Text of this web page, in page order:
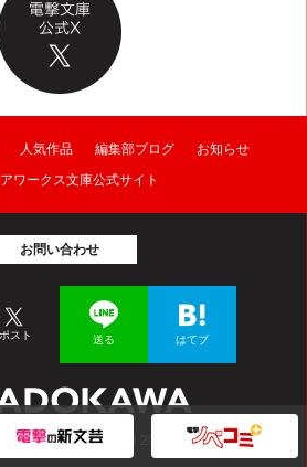
人気作品 編集部ブログ
お知らせ
ワークス文庫公式サイト
お問い合わせ
ポスト 送る はてブ
CORPORATION 2026